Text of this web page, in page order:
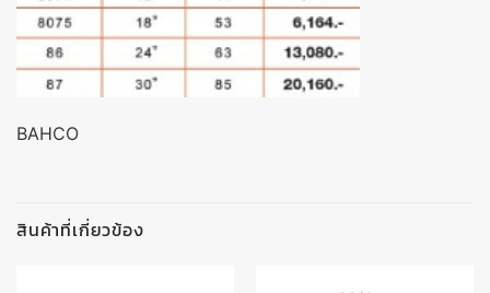
BAHCO
สินค้าที่เกี่ยวข้อง